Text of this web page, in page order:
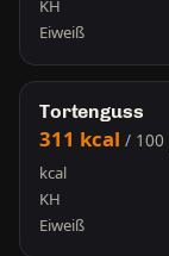
KH
Eiweiß
Tortenguss
311 kcal / 100
kcal
KH
Eiweiß